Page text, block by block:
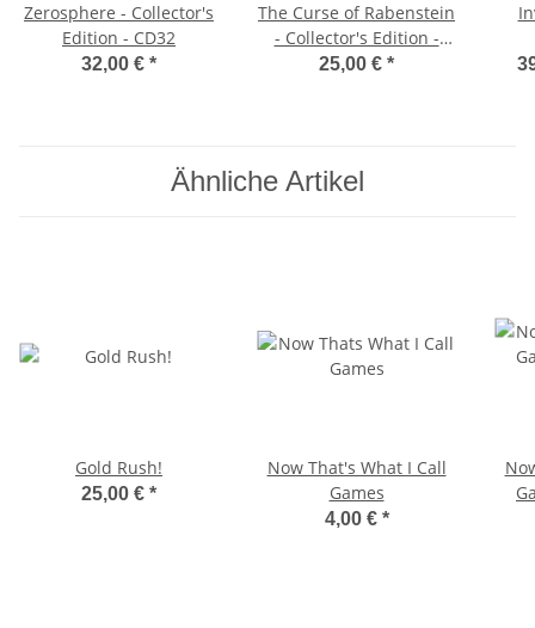
Zerosphere - Collector's
Edition - CD32
32,00 € *
The Curse of Rabenstein
- Collector's Edition -
Amiga Diskette
25,00 € *
Ähnliche Artikel
Gold Rush!
25,00 € *
Now That's What I Call
Games
4,00 € *